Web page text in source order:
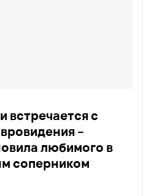
встречается с
–
любимого в
соперником